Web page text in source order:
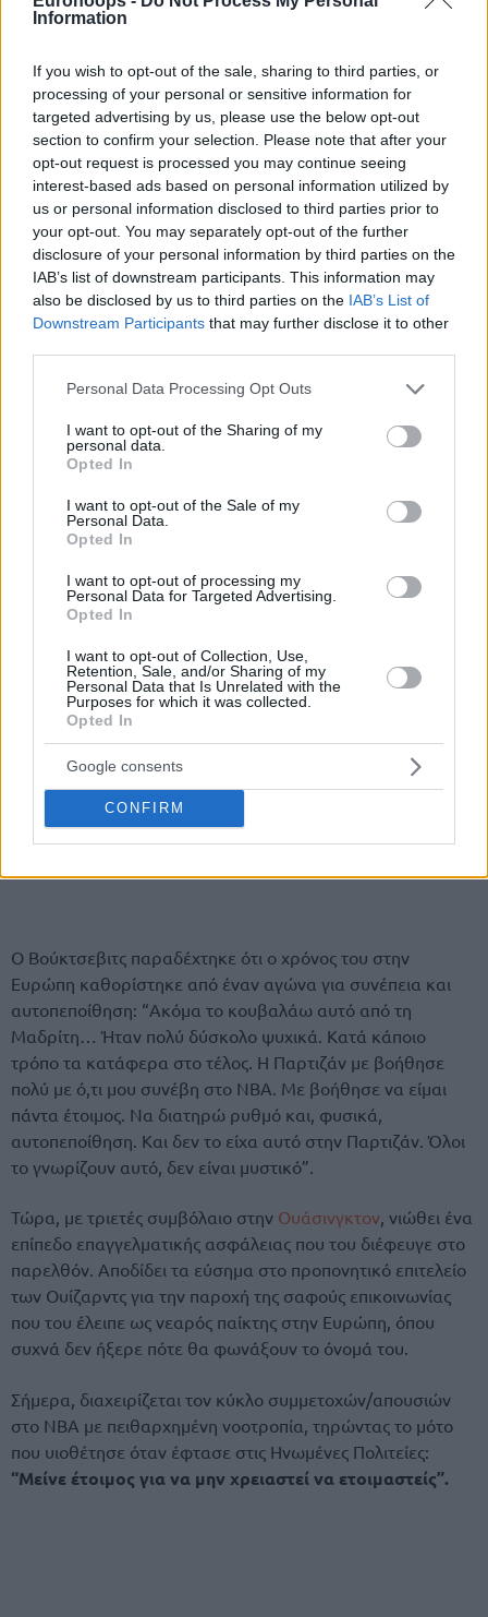
Information
If you wish to opt-out of the sale, sharing to third parties, or
processing of your personal or sensitive information for
targeted advertising by us, please use the below opt-out
section to confirm your selection. Please note that after your
opt-out request is processed you may continue seeing
interest-based ads based on personal information utilized by
us or personal information disclosed to third parties prior to
your opt-out. You may separately opt-out of the further
disclosure of your personal information by third parties on the
IAB’s list of downstream participants. This information may
also be disclosed by us to third parties on the IAB’s List of
Downstream Participants that may further disclose it to other
Please note that this website/app uses one or more Google
not limited to your visit or usage behaviour. You may click to
grant or deny consent to Google and its third-party tags to
use your data for below specified purposes in below Google
consent section.
Personal Data Processing Opt Outs
I want to opt-out of the Sharing of my
personal data.
Opted In
I want to opt-out of the Sale of my
Personal Data.
Opted In
I want to opt-out of processing my
Personal Data for Targeted Advertising.
Opted In
I want to opt-out of Collection, Use,
Retention, Sale, and/or Sharing of my
Personal Data that Is Unrelated with the
Purposes for which it was collected.
Opted In
Google consents
CONFIRM
τελικό!
Η εμπειρία του Βούκτσεβιτς στο Βελιγράδι, σε συνδυασμό
με τα χρόνια που διαμόρφωσε την καριέρα του στην
Ισπανία με τη Ρεάλ Μαδρίτης, χρησίμευσαν ως εξαντλητική
ψυχική προετοιμασία για την τελική του μετακίνηση στο
NBA.
Ο Βούκτσεβιτς παραδέχτηκε ότι ο χρόνος του στην
Ευρώπη καθορίστηκε από έναν αγώνα για συνέπεια και
αυτοπεποίθηση: “Ακόμα το κουβαλάω αυτό από τη
Μαδρίτη… Ήταν πολύ δύσκολο ψυχικά. Κατά κάποιο
τρόπο τα κατάφερα στο τέλος. Η Παρτιζάν με βοήθησε
πολύ με ό,τι μου συνέβη στο NBA. Με βοήθησε να είμαι
πάντα έτοιμος. Να διατηρώ ρυθμό και, φυσικά,
αυτοπεποίθηση. Και δεν το είχα αυτό στην Παρτιζάν. Όλοι
το γνωρίζουν αυτό, δεν είναι μυστικό”.
Τώρα, με τριετές συμβόλαιο στην Ουάσινγκτον, νιώθει ένα
επίπεδο επαγγελματικής ασφάλειας που του διέφευγε στο
παρελθόν. Αποδίδει τα εύσημα στο προπονητικό επιτελείο
των Ουίζαρντς για την παροχή της σαφούς επικοινωνίας
που του έλειπε ως νεαρός παίκτης στην Ευρώπη, όπου
συχνά δεν ήξερε πότε θα φωνάξουν το όνομά του.
Σήμερα, διαχειρίζεται τον κύκλο συμμετοχών/απουσιών
στο NBA με πειθαρχημένη νοοτροπία, τηρώντας το μότο
που υιοθέτησε όταν έφτασε στις Ηνωμένες Πολιτείες:
“Μείνε έτοιμος για να μην χρειαστεί να ετοιμαστείς”.